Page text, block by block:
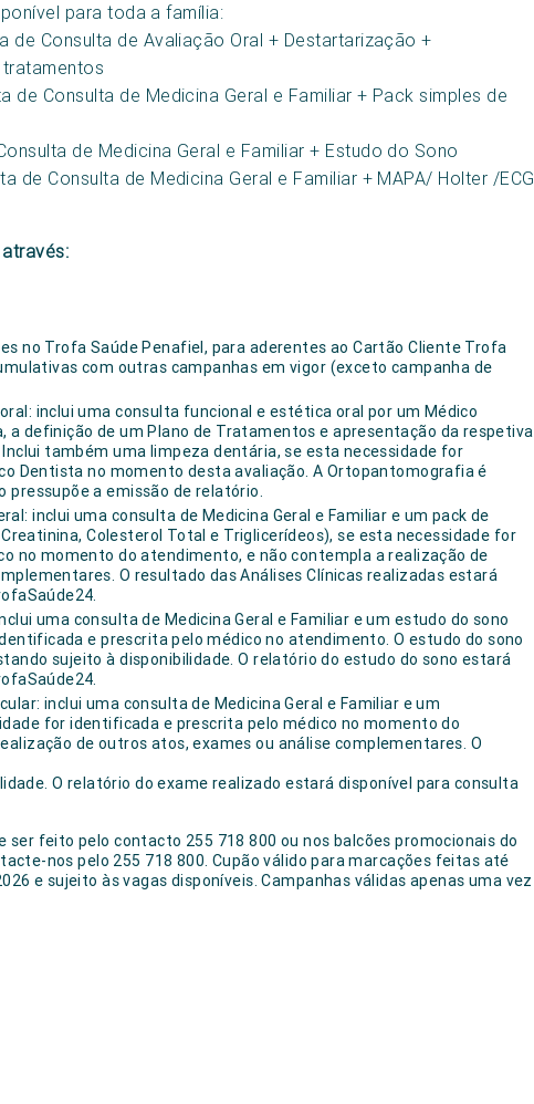
para toda a família:
de Consulta de Avaliação Oral + Destartarização +
de Consulta de Medicina Geral e Familiar + Pack simples de
de Medicina Geral e Familiar + Estudo do Sono
de Consulta de Medicina Geral e Familiar + MAPA/ Holter /ECG
no Trofa Saúde Penafiel, para aderentes ao Cartão Cliente Trofa
com outras campanhas em vigor (exceto campanha de
inclui uma consulta funcional e estética oral por um Médico
definição de um Plano de Tratamentos e apresentação da respetiva
também uma limpeza dentária, se esta necessidade for
Dentista no momento desta avaliação. A Ortopantomografia é
pressupõe a emissão de relatório.
inclui uma consulta de Medicina Geral e Familiar e um pack de
Colesterol Total e Triglicerídeos), se esta necessidade for
no momento do atendimento, e não contempla a realização de
O resultado das Análises Clínicas realizadas estará
uma consulta de Medicina Geral e Familiar e um estudo do sono
e prescrita pelo médico no atendimento. O estudo do sono
sujeito à disponibilidade. O relatório do estudo do sono estará
inclui uma consulta de Medicina Geral e Familiar e um
for identificada e prescrita pelo médico no momento do
de outros atos, exames ou análise complementares. O
O relatório do exame realizado estará disponível para consulta
ser feito pelo contacto 255 718 800 ou nos balcões promocionais do
nos pelo 255 718 800. Cupão válido para marcações feitas até
e sujeito às vagas disponíveis. Campanhas válidas apenas uma vez